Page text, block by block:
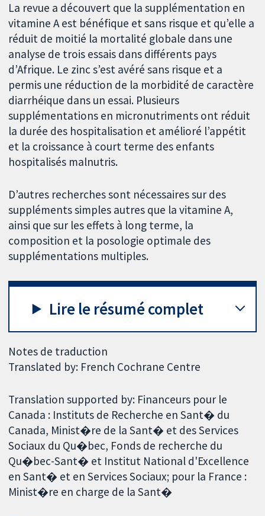
La revue a découvert que la supplémentation en
vitamine A est bénéfique et sans risque et qu’elle a
réduit de moitié la mortalité globale dans une
analyse de trois essais dans différents pays
d’Afrique. Le zinc s’est avéré sans risque et a
permis une réduction de la morbidité de caractère
diarrhéique dans un essai. Plusieurs
supplémentations en micronutriments ont réduit
la durée des hospitalisation et amélioré l’appétit
et la croissance à court terme des enfants
hospitalisés malnutris.
D’autres recherches sont nécessaires sur des
suppléments simples autres que la vitamine A,
ainsi que sur les effets à long terme, la
composition et la posologie optimale des
supplémentations multiples.
Lire le résumé complet
Notes de traduction
Translated by: French Cochrane Centre
Translation supported by: Financeurs pour le
Canada : Instituts de Recherche en Sant� du
Canada, Minist�re de la Sant� et des Services
Sociaux du Qu�bec, Fonds de recherche du
Qu�bec-Sant� et Institut National d'Excellence
en Sant� et en Services Sociaux; pour la France :
Minist�re en charge de la Sant�